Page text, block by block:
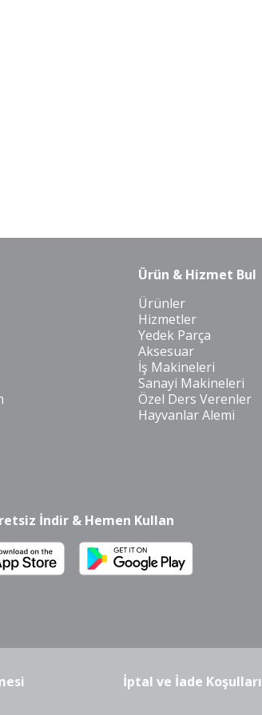
Ürün & Hizmet Bul
Ürünler
Hizmetler
Yedek Parça
Aksesuar
İş Makineleri
Sanayi Makineleri
Özel Ders Verenler
Hayvanlar Alemi
İndir & Hemen Kullan
İptal ve İade Koşulları